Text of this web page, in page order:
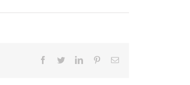
Facebook
TwitterLinkedInPinterestEmail